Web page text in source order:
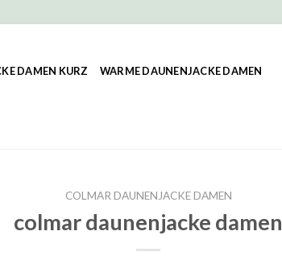
DAMEN KURZ WARME DAUNENJACKE DAMEN
COLMAR DAUNENJACKE DAMEN
colmar daunenjacke damen